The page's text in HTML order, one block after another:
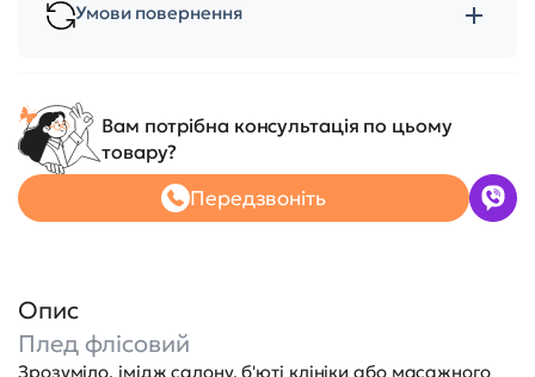
Умови повернення
Вам потрібна консультація по цьому
товару?
Передзвоніть
Опис
Плед флісовий
Зрозуміло, імідж салону, б'юті клініки або масажного